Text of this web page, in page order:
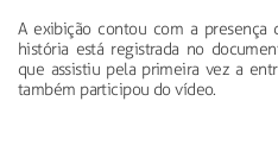
A exibição contou com a presença
história está registrada no
que assistiu pela primeira vez a
também participou do vídeo.